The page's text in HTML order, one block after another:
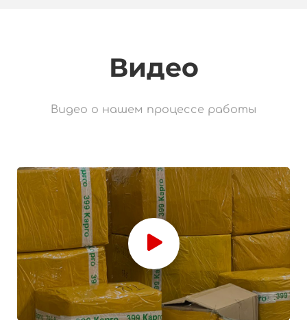
Видео
Видео о нашем процессе работы